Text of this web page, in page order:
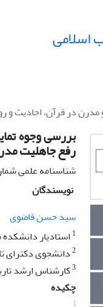
اسلامی
در قرآن، احادیث و
بررسی وجوه
رفع جاهلیت
شناسنامه علمی
نویسندگان
سید حسن قاضوی
1 استادیار
2دانشجوی دکترای
3کارشناس ارشد
چکیده